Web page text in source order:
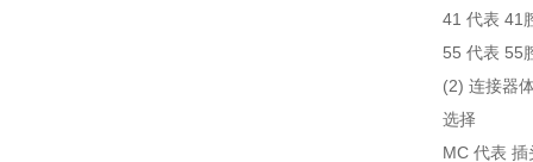
41 代表 41
55 代表 55
(2) 连接器
选择
MC 代表 插